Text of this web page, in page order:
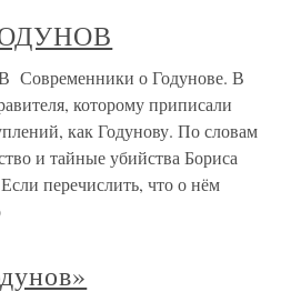
о Годунове. В
которому приписали
как Годунову. По словам
и тайные убийства Бориса
перечислить, что о нём